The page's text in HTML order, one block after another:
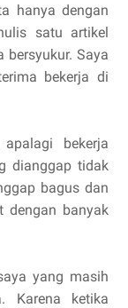
hanya dengan
satu artikel
bersyukur. Saya
bekerja di
bekerja
dianggap tidak
bagus dan
dengan banyak
yang masih
Karena ketika